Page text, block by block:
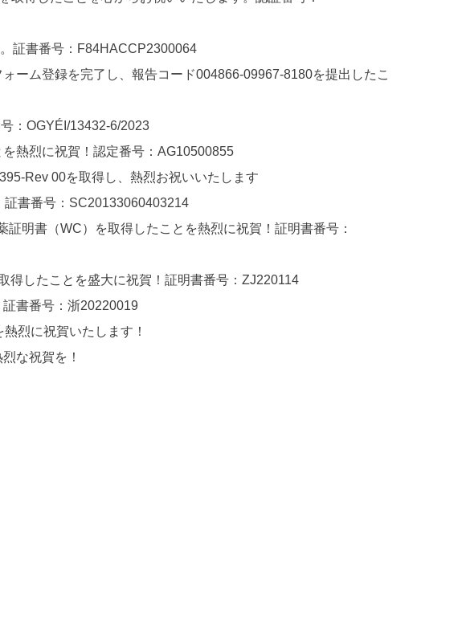
証書番号：F84HACCP2300064
ーム登録を完了し、報告コード004866-09967-8180を提出したこ
：OGYÉI/13432-6/2023
熱烈に祝賀！認定番号：AG10500855
Rev 00を取得し、熱烈お祝いいたします
書番号：SC20133060403214
明書（WC）を取得したことを熱烈に祝賀！証明書番号：
得したことを盛大に祝賀！証明書番号：ZJ220114
書番号：浙20220019
烈に祝賀いたします！
な祝賀を！